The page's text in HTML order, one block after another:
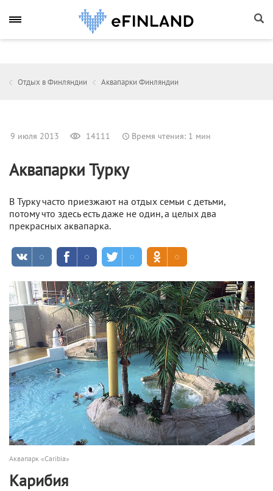
Отдых в Финляндии Аквапарки Финляндии
9 июля 2013 14111 Время чтения: 1 мин
Аквапарки Турку
В Турку часто приезжают на отдых семьи с детьми,
потому что здесь есть даже не один, а целых два
прекрасных аквапарка.
Аквапарк «Caribia»
Карибия